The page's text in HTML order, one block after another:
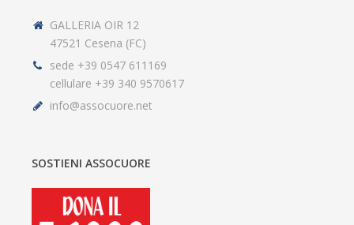
GALLERIA OIR 12
47521 Cesena (FC)
sede +39 0547 611169
cellulare +39 340 9570617
info@assocuore.net
SOSTIENI ASSOCUORE